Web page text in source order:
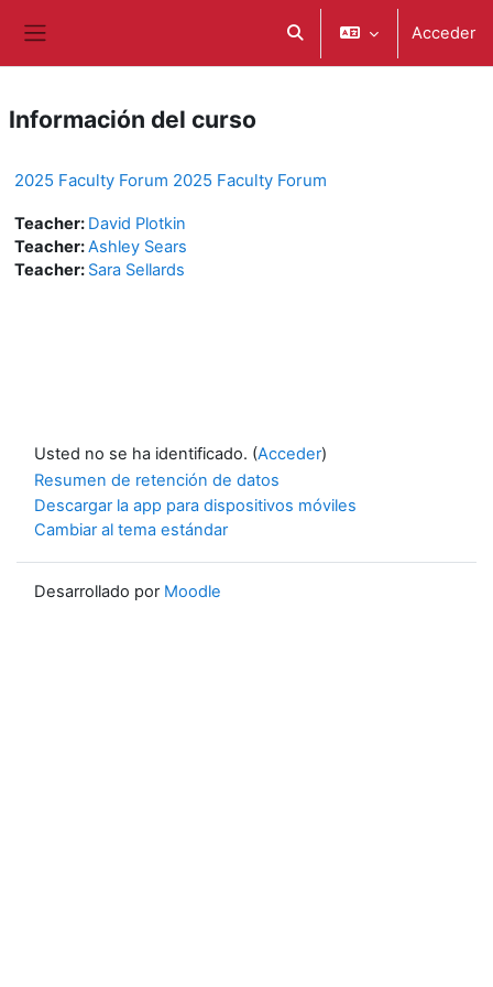
Selector de búsqueda de
Acceder
Información del curso
2025 Faculty Forum 2025 Faculty Forum
Teacher: David Plotkin
Teacher:Ashley Sears
Teacher: Sara Sellards
Usted no se ha identificado. (Acceder)
Resumen de retención de datos
Descargar la app para dispositivos móviles
Cambiar al tema estándar
Desarrollado por Moodle